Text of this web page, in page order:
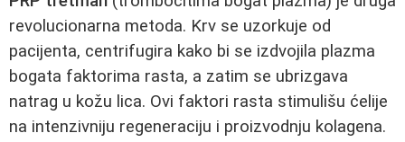
revolucionarna metoda. Krv se uzorkuje od
pacijenta, centrifugira kako bi se izdvojila plazma
bogata faktorima rasta, a zatim se ubrizgava
natrag u kožu lica. Ovi faktori rasta stimulišu ćelije
na intenzivniju regeneraciju i proizvodnju kolagena.